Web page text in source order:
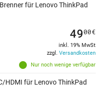
für Lenovo ThinkPad
Nur noch wenige verfügbar
4900€
inkl. 19% MwSt
zzgl. Versandkosten
HDMI für Lenovo ThinkPad